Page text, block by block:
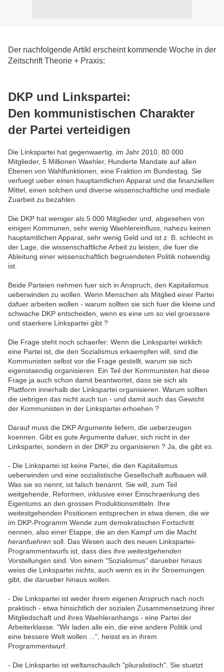
Der nachfolgende Artikl erscheint kommende Woche in der
Zeitschrift Theorie + Praxis:
DKP und Linkspartei:
Den kommunistischen Charakter
der Partei verteidigen
Die Linkspartei hat gegenwaertig, im Jahr 2010, 80 000
Mitglieder, 5 Millionen Waehler, Hunderte Mandate auf allen
Ebenen von Wahlfunktionen, eine Fraktion im Bundestag. Sie
verfuegt ueber einen hauptamtlichen Apparat und die finanziellen
Mittel, einen solchen und diverse wissenschaftliche und mediale
Zuarbeit zu bezahlen.
Die DKP hat weniger als 5 000 Mitglieder und, abgesehen von
einigen Kommunen, sehr wenig Waehlereinfluss, nahezu keinen
hauptamtlichen Apparat, sehr wenig Geld und ist z. B. schlecht in
der Lage, die wissenschaftliche Arbeit zu leisten, die fuer die
Ableitung einer wissenschaftlich begruendeten Politik notwendig
ist.
Beide Parteien nehmen fuer sich in Anspruch, den Kapitalismus
ueberwinden zu wollen. Wenn Menschen als Mitglied einer Partei
dafuer arbeiten wollen - warum sollten sie sich fuer die kleine und
schwache DKP entscheiden, wenn es eine um so viel groessere
und staerkere Linkspartei gibt ?
Die Frage steht noch schaerfer: Wenn die Linkspartei wirklich
eine Partei ist, die den Sozialismus erkaempfen will, sind die
Kommunisten selbst vor die Frage gestellt, warum sie sich
eigenstaendig organisieren. Ein Teil der Kommunisten hat diese
Frage ja auch schon damit beantwortet, dass sie sich als
Plattform innerhalb der Linkspartei organisieren. Warum sollten
die uebrigen das nicht auch tun - und damit auch das Gewicht
der Kommunisten in der Linkspartei erhoehen ?
Darauf muss die DKP Argumente liefern, die ueberzeugen
koennen. Gibt es gute Argumente dafuer, sich nicht in der
Linkspartei, sondern in der DKP zu organisieren ? Ja, die gibt es.
- Die Linkspartei ist keine Partei, die den Kapitalismus
ueberwinden und eine sozialistische Gesellschaft aufbauen will.
Was sie so nennt, ist falsch benannt. Sie will, zum Teil
weitgehende, Reformen, inklusive einer Einschraenkung des
Eigentums an den grossen Produktionsmitteln. Ihre
weitestgehenden Positionen entsprechen in etwa denen, die wir
im DKP-Programm Wende zum demokratischen Fortschritt
nennen, also einer Etappe, die an den Kampf um die Macht
heranfuehren soll. Das Wesen auch des neuen Linkspartei-
Programmentwurfs ist, dass dies ihre weitestgehenden
Vorstellungen sind. Von einem "Sozialismus" darueber hinaus
weiss die Linkspartei nichts, auch wenn es in ihr Stroemungen
gibt, die darueber hinaus wollen.
- Die Linkspartei ist weder ihrem eigenen Anspruch nach noch
praktisch - etwa hinsichtlich der sozialen Zusammensetzung ihrer
Mitgliedschaft und ihres Waehleranhangs - eine Partei der
Arbeiterklasse. "Wir laden alle ein, die eine andere Politik und
eine bessere Welt wollen ...", heisst es in ihrem
Programmentwurf.
- Die Linkspartei ist weltanschaulich "pliuralistisch". Sie stuetzt